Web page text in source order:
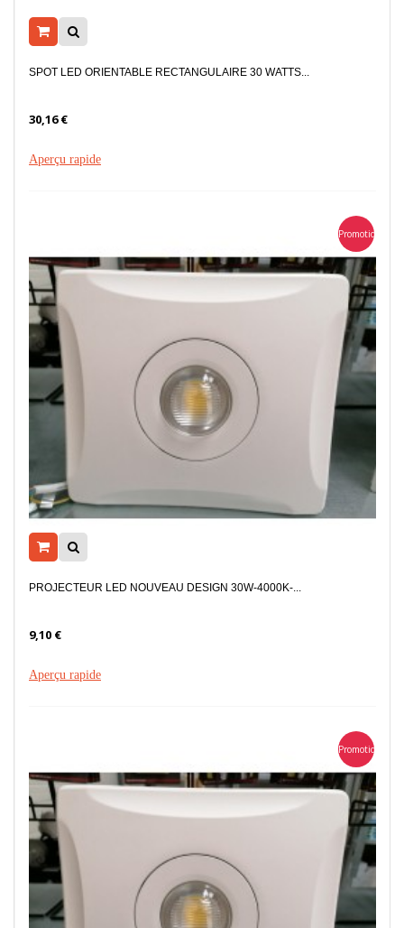
SPOT LED ORIENTABLE RECTANGULAIRE 30 WATTS...
30,16 €
Aperçu rapide
Promotion
PROJECTEUR LED NOUVEAU DESIGN 30W-4000K-...
9,10 €
Aperçu rapide
Promotion